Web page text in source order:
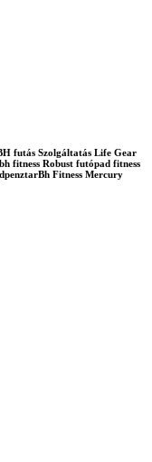
futás Szolgáltatás Life Gear
fitness Robust futópad fitness
Fitness Mercury